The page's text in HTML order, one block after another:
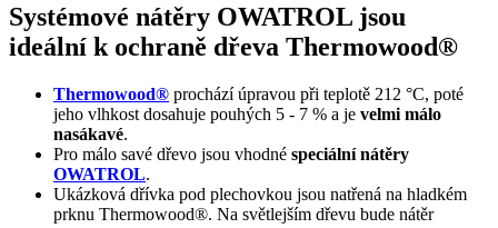
Systémové nátěry OWATROL jsou
ideální k ochraně dřeva Thermowood®
Thermowood® prochází úpravou při teplotě 212 °C, poté
jeho vlhkost dosahuje pouhých 5 - 7 % a je velmi málo
nasákavé.
Pro málo savé dřevo jsou vhodné speciální nátěry
OWATROL.
Ukázková dřívka pod plechovkou jsou natřená na hladkém
prknu Thermowood®. Na světlejším dřevu bude nátěr